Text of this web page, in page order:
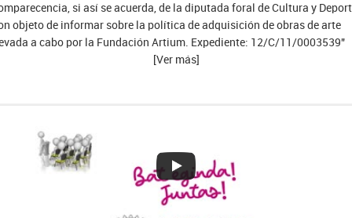
si así se acuerda, de la diputada foral de Cultura y
objeto de informar sobre la política de adquisición de obras de arte
a cabo por la Fundación Artium. Expediente: 12/C/11/0003539"
[Ver más]